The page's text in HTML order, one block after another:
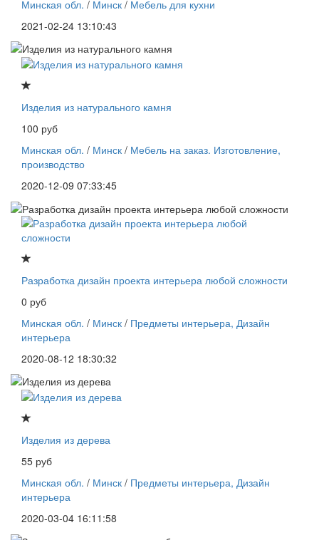
Минская обл. / Минск / Мебель для кухни
2021-02-24 13:10:43
Изделия из натурального камня
100 руб
Минская обл. / Минск / Мебель на заказ. Изготовление,
производство
2020-12-09 07:33:45
Разработка дизайн проекта интерьера любой сложности
0 руб
Минская обл. / Минск / Предметы интерьера, Дизайн
интерьера
2020-08-12 18:30:32
Изделия из дерева
55 руб
Минская обл. / Минск / Предметы интерьера, Дизайн
интерьера
2020-03-04 16:11:58